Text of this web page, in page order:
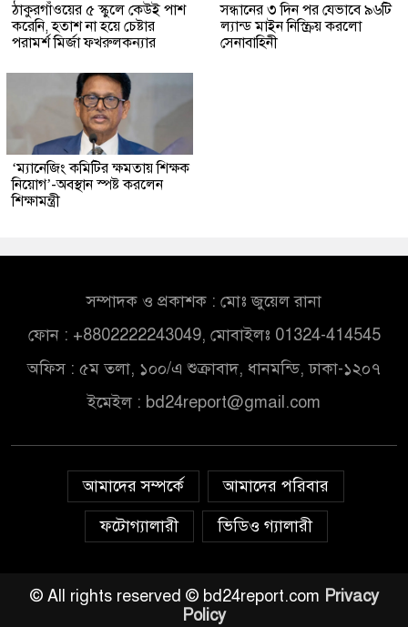
ঠাকুরগাঁওয়ের ৫ স্কুলে কেউই পাশ
করেনি, হতাশ না হয়ে চেষ্টার
পরামর্শ মির্জা ফখরুলকন্যার
সন্ধানের ৩ দিন পর যেভাবে ৯৬টি
ল্যান্ড মাইন নিস্ক্রিয় করলো
সেনাবাহিনী
‘ম্যানেজিং কমিটির ক্ষমতায় শিক্ষক
নিয়োগ’-অবস্থান স্পষ্ট করলেন
শিক্ষামন্ত্রী
সম্পাদক ও প্রকাশক : মোঃ জুয়েল রানা
ফোন : +8802222243049, মোবাইলঃ 01324-414545
অফিস : ৫ম তলা, ১০০/এ শুক্রাবাদ, ধানমন্ডি, ঢাকা-১২০৭
ইমেইল : bd24report@gmail.com
আমাদের সম্পর্কে
আমাদের পরিবার
ফটোগ্যালারী
ভিডিও গ্যালারী
© All rights reserved © bd24report.com Privacy
Policy